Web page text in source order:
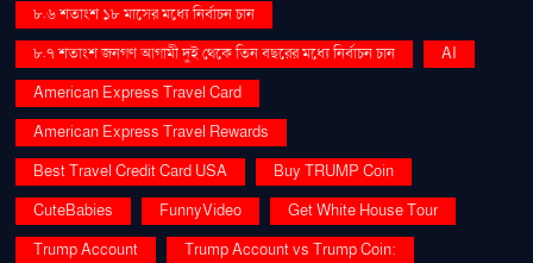
৮.৬ শতাংশ ১৮ মাসের মধ্যে নির্বাচন চান
৮.৭ শতাংশ জনগণ আগামী দুই থেকে তিন বছরের মধ্যে নির্বাচন চান
AI
American Express Travel Card
American Express Travel Rewards
Best Travel Credit Card USA
Buy TRUMP Coin
CuteBabies
FunnyVideo
Get White House Tour
Trump Account
Trump Account vs Trump Coin: